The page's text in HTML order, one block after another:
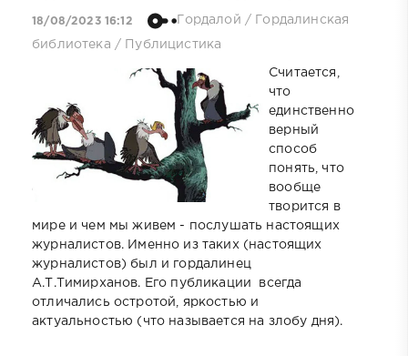
18/08/2023 16:12 Гордалой / Гордалинская
библиотека / Публицистика
Считается,
что
единственно
верный
способ
понять, что
вообще
творится в
мире и чем мы живем - послушать настоящих
журналистов. Именно из таких (настоящих
журналистов) был и гордалинец
А.Т.Тимирханов. Его публикации всегда
отличались остротой, яркостью и
актуальностью (что называется на злобу дня).